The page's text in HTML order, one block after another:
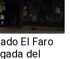
El Faro
del